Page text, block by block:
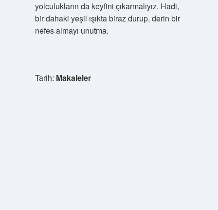
yolculukların da keyfini çıkarmalıyız. Hadi,
bir dahaki yeşil ışıkta biraz durup, derin bir
nefes almayı unutma.
Tarih: Makaleler